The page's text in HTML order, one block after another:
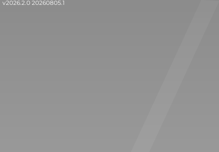
v2026.2.0 20260805.1